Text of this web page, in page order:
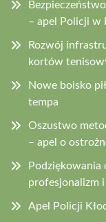
– apel Policji w
Rozwój
kortów
Nowe boisko
tempa
Oszustwo
– apel o
Podziękowania
profesjonalizm i
Apel Policji